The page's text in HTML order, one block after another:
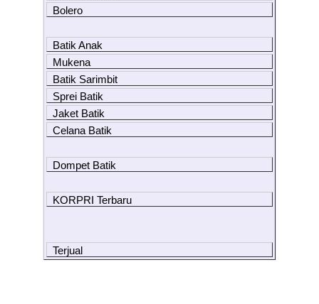
Bolero
Batik Anak
Mukena
Batik Sarimbit
Sprei Batik
Jaket Batik
Celana Batik
Dompet Batik
KORPRI Terbaru
Terjual